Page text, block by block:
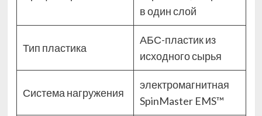
в один слой
Тип пластика
АБС-пластик из
исходного сырья
Система нагружения
электромагнитная
SpinMaster EMS™